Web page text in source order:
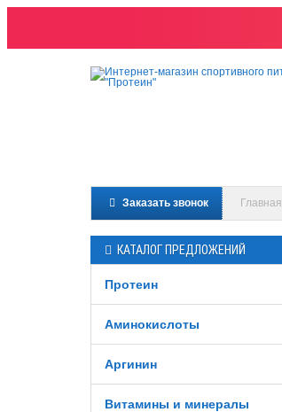
Заказать звонок Главная
КАТАЛОГ ПРЕДЛОЖЕНИЙ
Протеин
Аминокислоты
Аргинин
Витамины и минералы